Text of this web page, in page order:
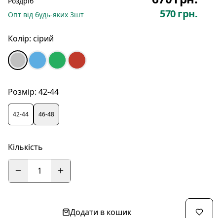
Опт від будь-яких 3шт 570 грн.
Колір: сірий
Розмір: 42-44
42-44 46-48
Кількість
1
Додати в кошик